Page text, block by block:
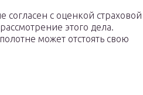
с оценкой страховой
этого дела.
может отстоять свою